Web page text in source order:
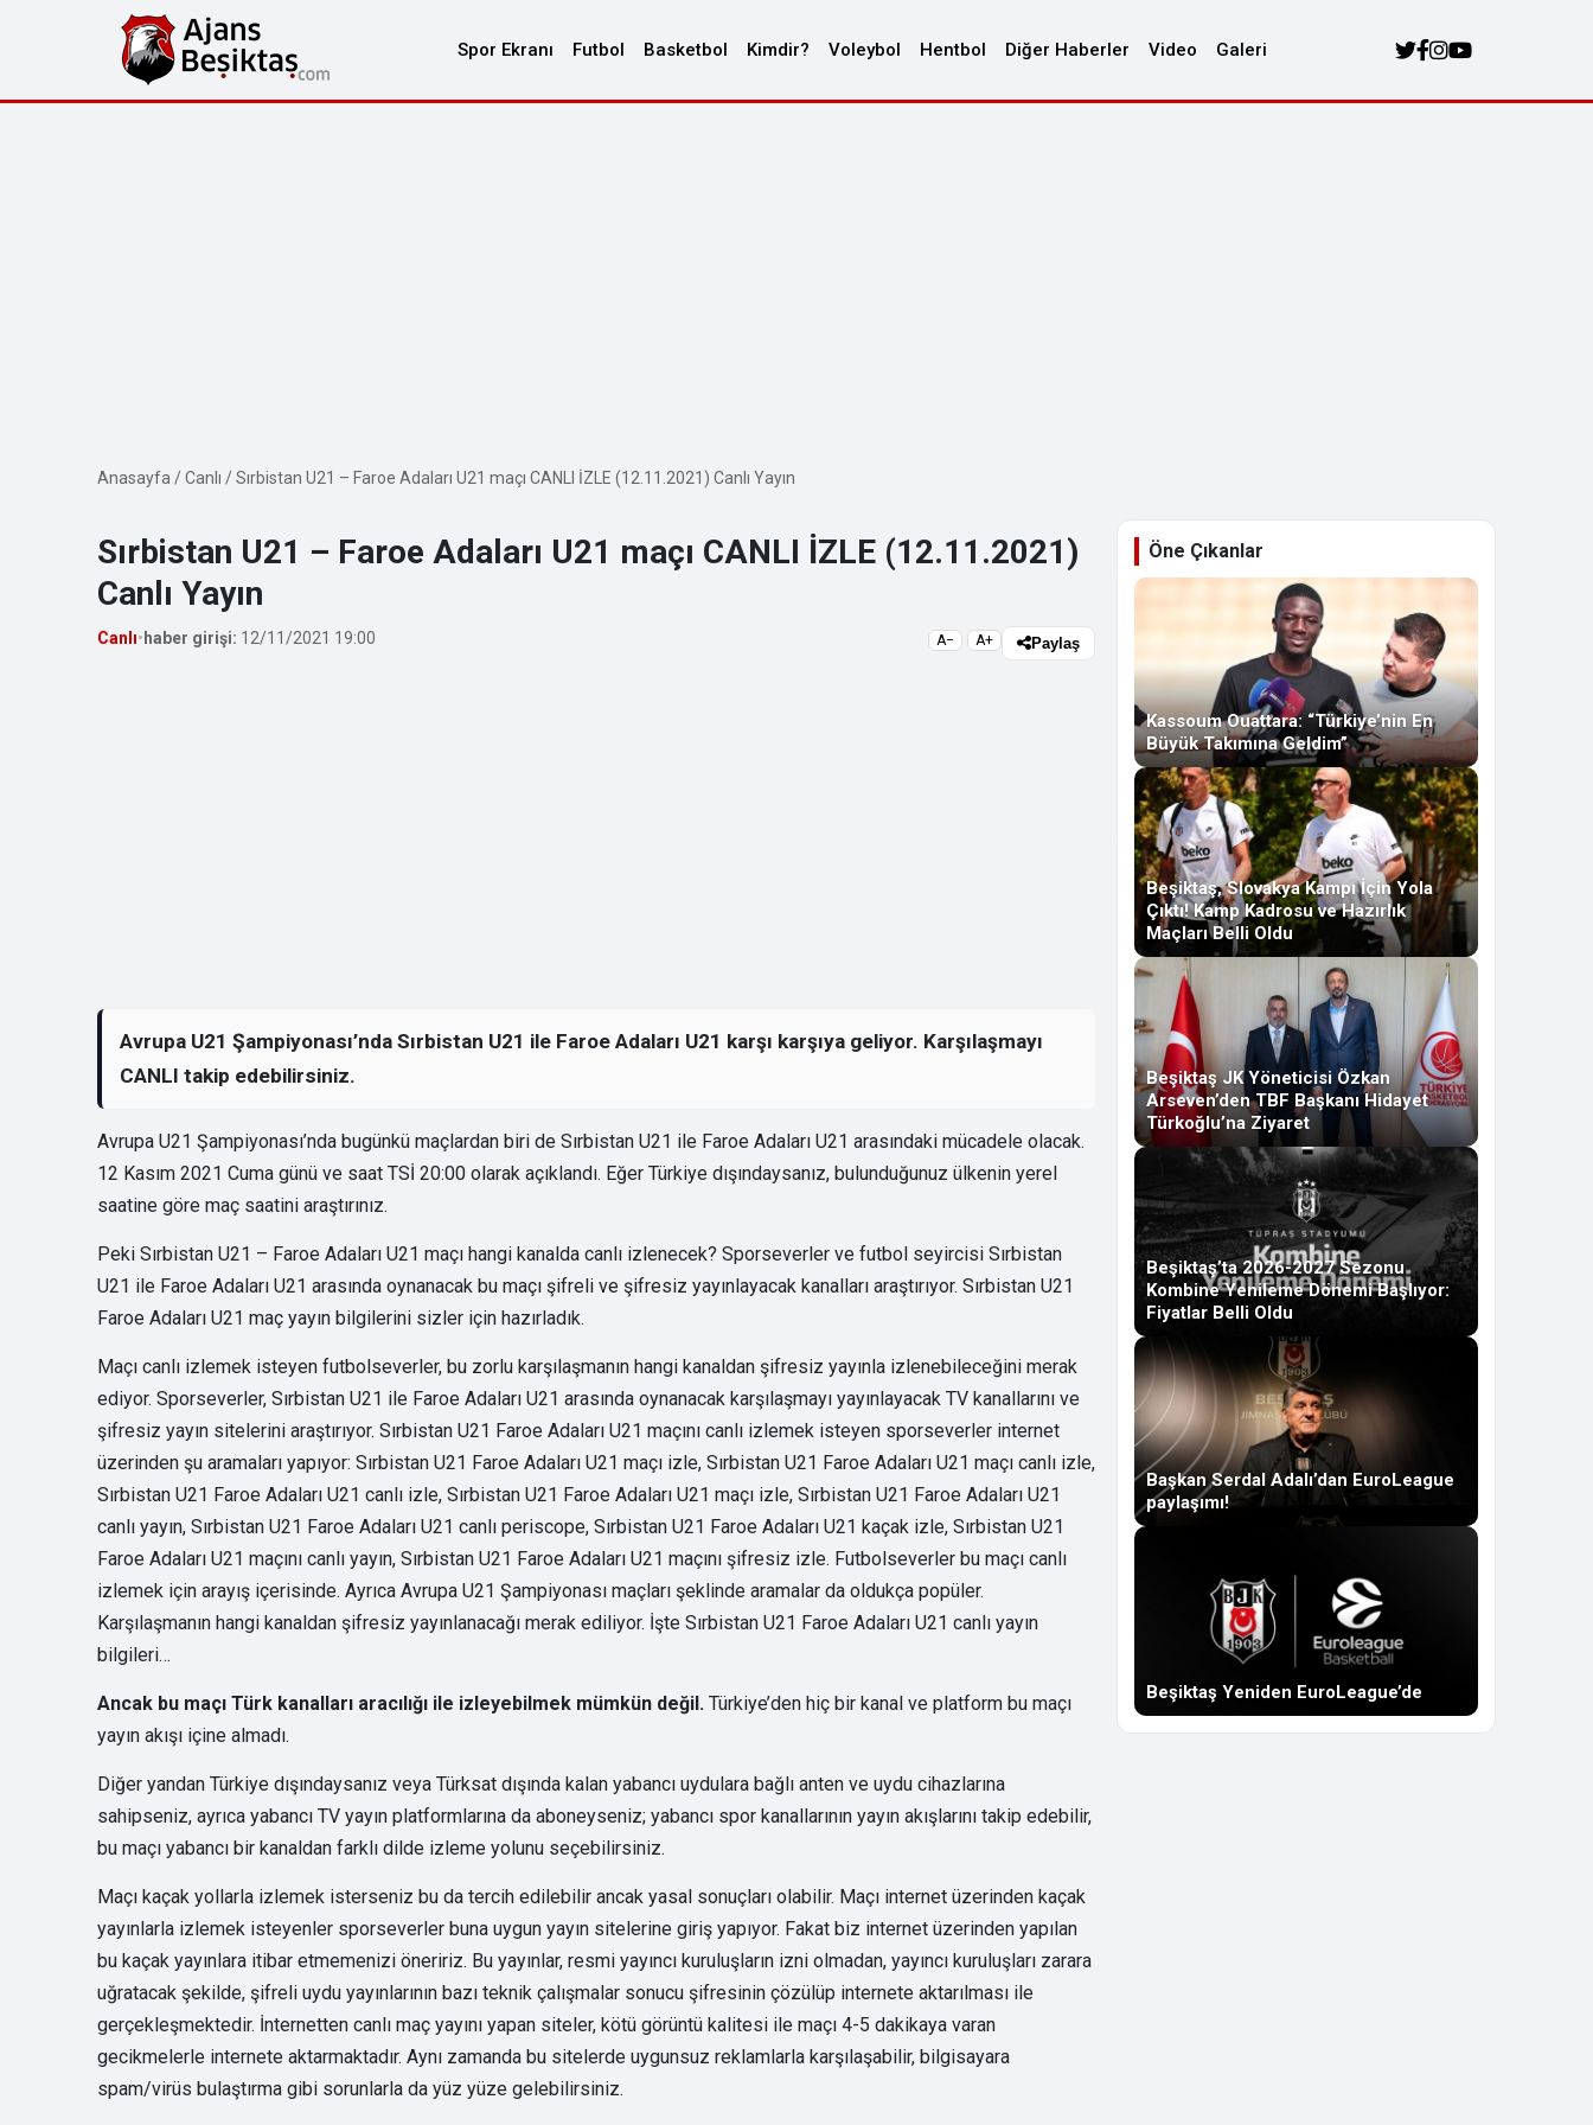
Spor Ekranı Futbol Basketbol Kimdir? Voleybol Hentbol Diğer Haberler Video Galeri
Anasayfa /Canlı /Sırbistan U21 – Faroe Adaları U21 maçı CANLI İZLE (12.11.2021) Canlı Yayın
Sırbistan U21 – Faroe Adaları U21 maçı CANLI İZLE (12.11.2021)
Canlı Yayın
Canlı• haber girişi: 12/11/2021 19:00 A− A+ Paylaş
Avrupa U21 Şampiyonası’nda Sırbistan U21 ile Faroe Adaları U21 karşı karşıya geliyor. Karşılaşmayı
CANLI takip edebilirsiniz.
Avrupa U21 Şampiyonası’nda bugünkü maçlardan biri de Sırbistan U21 ile Faroe Adaları U21 arasındaki mücadele olacak.
12 Kasım 2021 Cuma günü ve saat TSİ 20:00 olarak açıklandı. Eğer Türkiye dışındaysanız, bulunduğunuz ülkenin yerel
saatine göre maç saatini araştırınız.
Peki Sırbistan U21 – Faroe Adaları U21 maçı hangi kanalda canlı izlenecek? Sporseverler ve futbol seyircisi Sırbistan
U21 ile Faroe Adaları U21 arasında oynanacak bu maçı şifreli ve şifresiz yayınlayacak kanalları araştırıyor. Sırbistan U21
Faroe Adaları U21 maç yayın bilgilerini sizler için hazırladık.
Maçı canlı izlemek isteyen futbolseverler, bu zorlu karşılaşmanın hangi kanaldan şifresiz yayınla izlenebileceğini merak
ediyor. Sporseverler, Sırbistan U21 ile Faroe Adaları U21 arasında oynanacak karşılaşmayı yayınlayacak TV kanallarını ve
şifresiz yayın sitelerini araştırıyor. Sırbistan U21 Faroe Adaları U21 maçını canlı izlemek isteyen sporseverler internet
üzerinden şu aramaları yapıyor: Sırbistan U21 Faroe Adaları U21 maçı izle, Sırbistan U21 Faroe Adaları U21 maçı canlı izle,
Sırbistan U21 Faroe Adaları U21 canlı izle, Sırbistan U21 Faroe Adaları U21 maçı izle, Sırbistan U21 Faroe Adaları U21
canlı yayın, Sırbistan U21 Faroe Adaları U21 canlı periscope, Sırbistan U21 Faroe Adaları U21 kaçak izle, Sırbistan U21
Faroe Adaları U21 maçını canlı yayın, Sırbistan U21 Faroe Adaları U21 maçını şifresiz izle. Futbolseverler bu maçı canlı
izlemek için arayış içerisinde. Ayrıca Avrupa U21 Şampiyonası maçları şeklinde aramalar da oldukça popüler.
Karşılaşmanın hangi kanaldan şifresiz yayınlanacağı merak ediliyor. İşte Sırbistan U21 Faroe Adaları U21 canlı yayın
bilgileri…
Ancak bu maçı Türk kanalları aracılığı ile izleyebilmek mümkün değil. Türkiye’den hiç bir kanal ve platform bu maçı
yayın akışı içine almadı.
Diğer yandan Türkiye dışındaysanız veya Türksat dışında kalan yabancı uydulara bağlı anten ve uydu cihazlarına
sahipseniz, ayrıca yabancı TV yayın platformlarına da aboneyseniz; yabancı spor kanallarının yayın akışlarını takip edebilir,
bu maçı yabancı bir kanaldan farklı dilde izleme yolunu seçebilirsiniz.
Maçı kaçak yollarla izlemek isterseniz bu da tercih edilebilir ancak yasal sonuçları olabilir. Maçı internet üzerinden kaçak
yayınlarla izlemek isteyenler sporseverler buna uygun yayın sitelerine giriş yapıyor. Fakat biz internet üzerinden yapılan
bu kaçak yayınlara itibar etmemenizi öneririz. Bu yayınlar, resmi yayıncı kuruluşların izni olmadan, yayıncı kuruluşları zarara
uğratacak şekilde, şifreli uydu yayınlarının bazı teknik çalışmalar sonucu şifresinin çözülüp internete aktarılması ile
gerçekleşmektedir. İnternetten canlı maç yayını yapan siteler, kötü görüntü kalitesi ile maçı 4-5 dakikaya varan
gecikmelerle internete aktarmaktadır. Aynı zamanda bu sitelerde uygunsuz reklamlarla karşılaşabilir, bilgisayara
spam/virüs bulaştırma gibi sorunlarla da yüz yüze gelebilirsiniz.
Öne Çıkanlar
Kassoum Ouattara: “Türkiye’nin En
Büyük Takımına Geldim”
Beşiktaş, Slovakya Kampı İçin Yola
Çıktı! Kamp Kadrosu ve Hazırlık
Maçları Belli Oldu
Beşiktaş JK Yöneticisi Özkan
Arseven’den TBF Başkanı Hidayet
Türkoğlu’na Ziyaret
Beşiktaş’ta 2026-2027 Sezonu
Kombine Yenileme Dönemi Başlıyor:
Fiyatlar Belli Oldu
Başkan Serdal Adalı’dan EuroLeague
paylaşımı!
Beşiktaş Yeniden EuroLeague’de